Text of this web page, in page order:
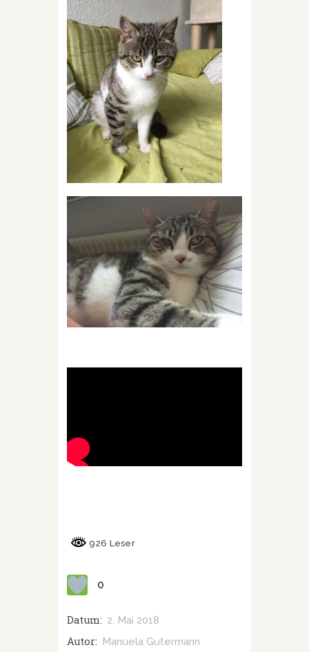
926 Leser
0
Datum: 2. Mai 2018
Autor: Manuela Gutermann